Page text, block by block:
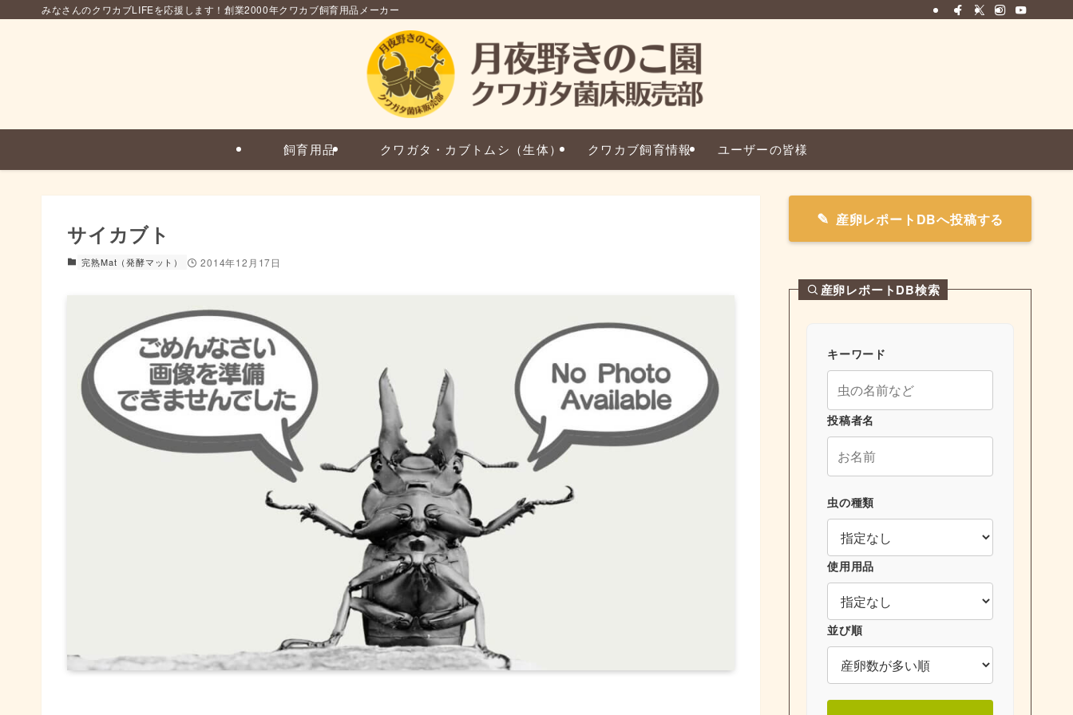
みなさんのクワカブLIFEを応援します！創業2000年クワカブ飼育用品メーカー
飼育用品 クワガタ・カブトムシ（生体） クワカブ飼育情報 ユーザーの皆様
サイカブト
完熟Mat（発酵マット） 2014年12月17日
産卵レポートDBへ投稿する
産卵レポートDB検索
キーワード
投稿者名
虫の種類
使用用品
並び順